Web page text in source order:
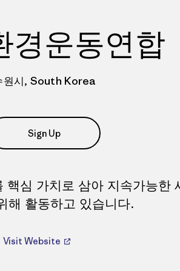
경운동연합
원시, South Korea
Sign Up
핵심 가치로 삼아 지속가능한
해 활동하고 있습니다.
Visit Website